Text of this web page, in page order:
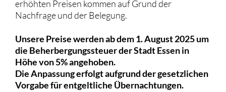
erhöhten Preisen kommen auf Grund der
Nachfrage und der Belegung.
Unsere Preise werden ab dem 1. August 2025 um
die Beherbergungssteuer der Stadt Essenin
Höhe von 5% angehoben.
Die Anpassung erfolgt aufgrund der gesetzlichen
Vorgabe für entgeltliche Übernachtungen.